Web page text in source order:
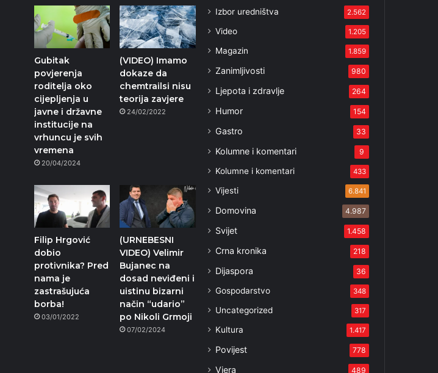
Gubitak
povjerenja
roditelja oko
cijepljenja u
javne i državne
institucije na
vrhuncu je svih
vremena
20/04/2024
(VIDEO) Imamo
dokaze da
chemtrailsi nisu
teorija zavjere
24/02/2022
Filip Hrgović
dobio
protivnika? Pred
nama je
zastrašujuća
borba!
03/01/2022
(URNEBESNI
VIDEO) Velimir
Bujanec na
dosad neviđeni i
uistinu bizarni
način “udario”
po Nikoli Grmoji
07/02/2024
Izbor uredništva 2.562
Video 1.205
Magazin 1.859
Zanimljivosti 980
Ljepota i zdravlje 264
Humor 154
Gastro 33
Kolumne i komentari 9
Kolumne i komentari 433
Vijesti 6.841
Domovina 4.987
Svijet 1.458
Crna kronika 218
Dijaspora 36
Gospodarstvo 348
Uncategorized 317
Kultura 1.417
Povijest 778
Vjera 489